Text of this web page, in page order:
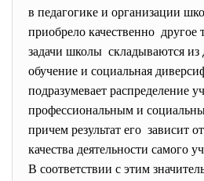
в педагогике и организации
приобрело качественно
задачи школы складываются из
обучение и социальная
подразумевает распределение
профессиональным и
причем результат его зависит
качества деятельности самого
В соответствии с этим